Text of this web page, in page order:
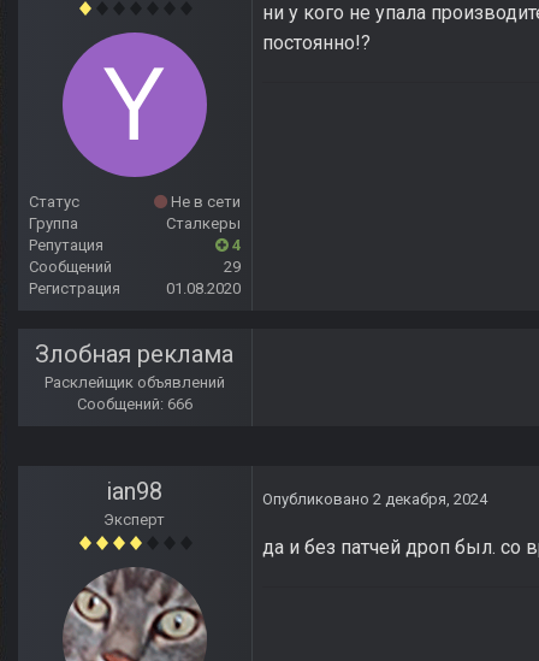
Статус
Не в сети
Группа
Сталкеры
Репутация
4
Сообщений
29
Регистрация
01.08.2020
ни у кого не упала
постоянно!?
Злобная реклама
Расклейщик объявлений
Сообщений: 666
ian98
Эксперт
Опубликовано 2 декабря, 2024
да и без патчей дроп был. со